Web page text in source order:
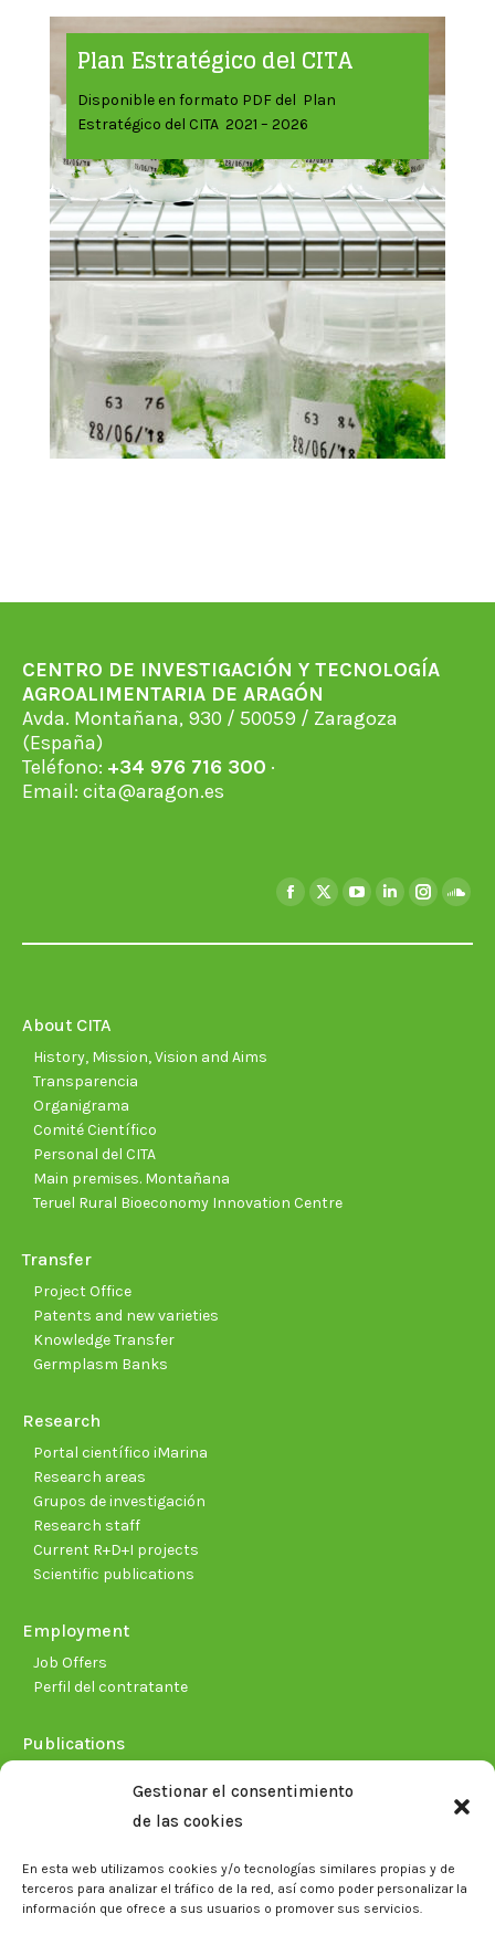
Gestionar el consentimiento
de las cookies
En esta web utilizamos cookies y/o tecnologías similares propias y de
terceros para analizar el tráfico de la red, así como poder personalizar la
información que ofrece a sus usuarios o promover sus servicios.
Plan Estratégico del CITA
Disponible en formato PDF del Plan
Estratégico del CITA 2021 – 2026
CENTRO DE INVESTIGACIÓN Y TECNOLOGÍA
AGROALIMENTARIA DE ARAGÓN
Avda. Montañana, 930 / 50059 / Zaragoza
(España)
Teléfono: +34 976 716 300 ·
Email: cita@aragon.es
Facebook
X
YouTubeLinkedin
About CITA
History, Mission, Vision and Aims
Transparencia
Organigrama
Comité Científico
Personal del CITA
Main premises. Montañana
Teruel Rural Bioeconomy Innovation Centre
Transfer
Project Office
Patents and new varieties
Knowledge Transfer
Germplasm Banks
Research
Portal científico iMarina
Research areas
Grupos de investigación
Research staff
Current R+D+I projects
Scientific publications
Employment
Job Offers
Perfil del contratante
Publications
Memorias corporativas
Biblioteca. Repositorio CITAREA
Press
Noticias